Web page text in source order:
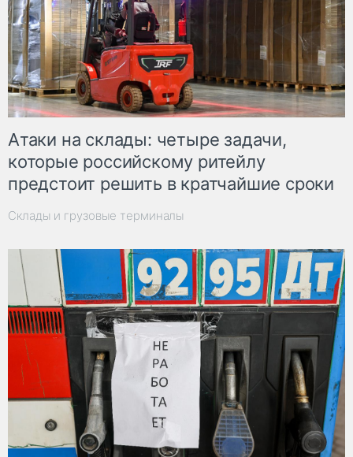
Атаки на склады: четыре задачи,
которые российскому ритейлу
предстоит решить в кратчайшие сроки
Склады и грузовые терминалы